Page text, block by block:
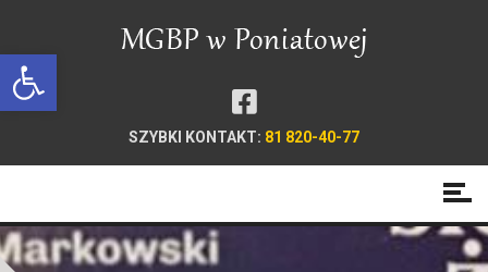
Open toolbar
SZYBKI KONTAKT: 81 820-40-77